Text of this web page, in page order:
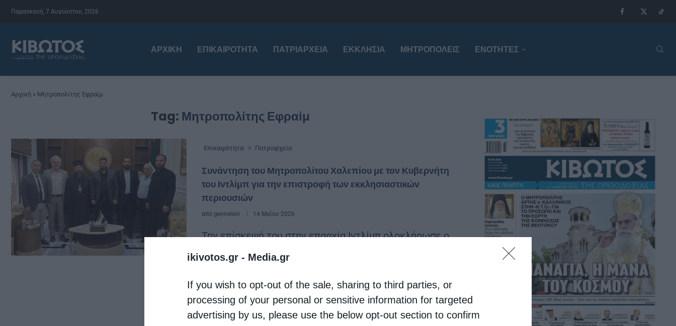
ikivotos.gr - Media.gr
If you wish to opt-out of the sale, sharing to third parties, or
processing of your personal or sensitive information for targeted
advertising by us, please use the below opt-out section to confirm
Παρασκευή, 7 Αυγούστου, 2026
ΑΡΧΙΚΉ ΕΠΙΚΑΙΡΌΤΗΤΑ ΠΑΤΡΙΑΡΧΕΊΑ ΕΚΚΛΗΣΊΑ ΜΗΤΡΟΠΌΛΕΙΣ ΕΝΟΤΗΤΕΣ
Αρχική » Μητροπολίτης Εφραίμ
Tag: Μητροπολίτης Εφραίμ
Επικαιρότητα Πατριαρχεία
Συνάντηση του Μητροπολίτου Χαλεπίου με τον Κυβερνήτη
του Ιντλίμπ για την επιστροφή των εκκλησιαστικών
περιουσιών
από genneleni 14 Μαΐου 2026
Την επίσκεψή του στην επαρχία Ιντλίμπ ολοκλήρωσε ο
Σεβασμιώτατος Μητροπολίτης Χαλεπίου κ. Εφραίμ με
2026 με τον κυβερνήτη της περιοχής, Μοχάμαντ
Αμπντούλ …